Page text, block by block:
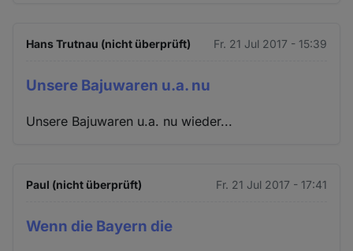
Hans Trutnau (nicht überprüft) Fr. 21 Jul 2017 - 15:39
Unsere Bajuwaren u.a. nu
Unsere Bajuwaren u.a. nu wieder...
Paul (nicht überprüft) Fr. 21 Jul 2017 - 17:41
Wenn die Bayern die